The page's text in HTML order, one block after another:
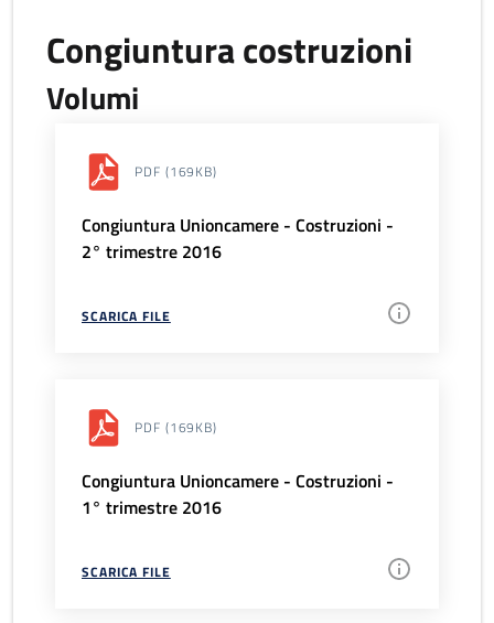
Congiuntura costruzioni
Volumi
PDF (169KB)
Congiuntura Unioncamere - Costruzioni -
2° trimestre 2016
SCARICA FILE
PDF (169KB)
Congiuntura Unioncamere - Costruzioni -
1° trimestre 2016
SCARICA FILE